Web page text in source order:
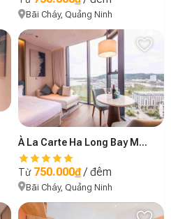
Bãi Cháy, Quảng Ninh
À La Carte Ha Long Bay Managed by Anstay - A1509
Từ 750.000₫/ đêm
Bãi Cháy, Quảng Ninh